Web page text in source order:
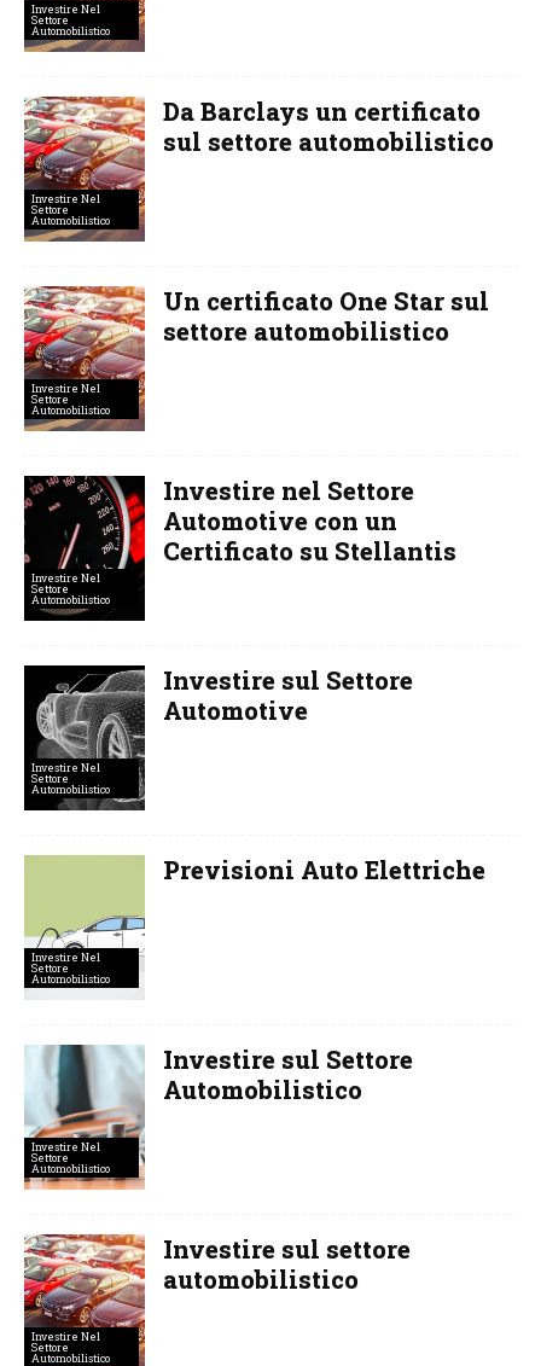
Investire Nel
Settore
Automobilistico
Investire Nel
Settore
Automobilistico
Da Barclays un certificato
sul settore automobilistico
Investire Nel
Settore
Automobilistico
Un certificato One Star sul
settore automobilistico
Investire Nel
Settore
Automobilistico
Investire nel Settore
Automotive con un
Certificato su Stellantis
Investire Nel
Settore
Automobilistico
Investire sul Settore
Automotive
Investire Nel
Settore
Automobilistico
Previsioni Auto Elettriche
Investire Nel
Settore
Automobilistico
Investire sul Settore
Automobilistico
Investire Nel
Settore
Automobilistico
Investire sul settore
automobilistico